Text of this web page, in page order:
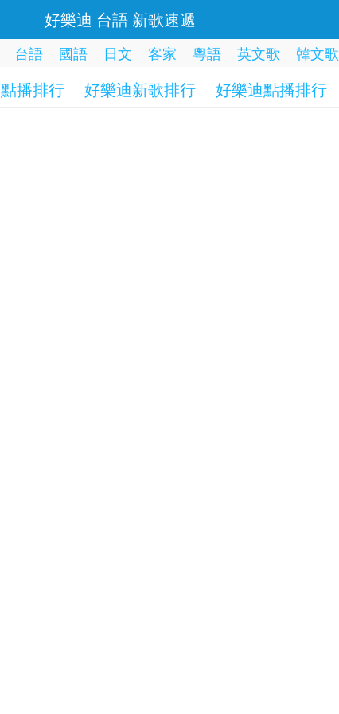
好樂迪 台語 新歌速遞
台語 國語 日文 客家 粵語 英文歌 韓文歌
點播排行 好樂迪新歌排行 好樂迪點播排行